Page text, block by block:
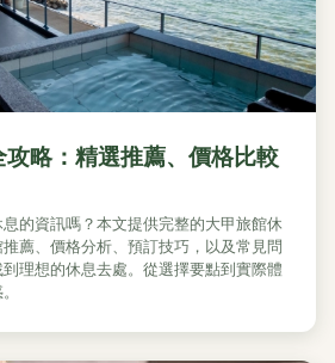
略：精選推薦、價格比較
的資訊嗎？本文提供完整的大甲旅館休
薦、價格分析、預訂技巧，以及常見問
理想的休息去處。從選擇要點到實際體